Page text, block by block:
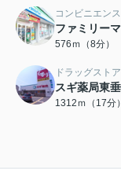
コンビニエン
ファミリー
576ｍ（8分）
ドラッグストア
スギ薬局東
1312ｍ（17分）